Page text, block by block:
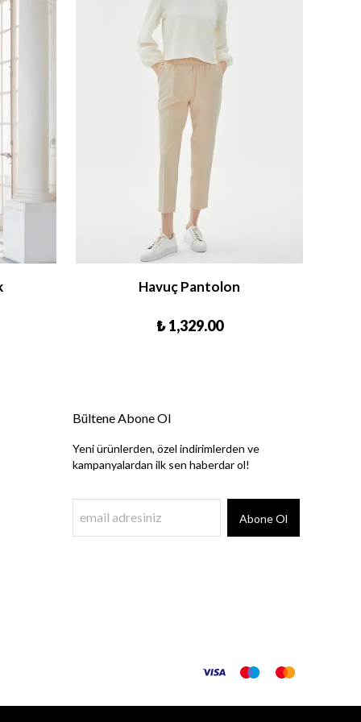
Havuç Pantolon
₺ 1,329.00
Bültene Abone Ol
Yeni ürünlerden, özel indirimlerden ve
kampanyalardan ilk sen haberdar ol!
Abone Ol